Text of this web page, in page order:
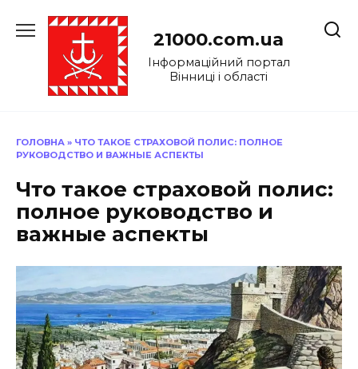
до
21000.com.ua
Інформаційний портал
Вінниці і області
ГОЛОВНА » ЧТО ТАКОЕ СТРАХОВОЙ ПОЛИС: ПОЛНОЕ
РУКОВОДСТВО И ВАЖНЫЕ АСПЕКТЫ
Что такое страховой полис:
полное руководство и
важные аспекты